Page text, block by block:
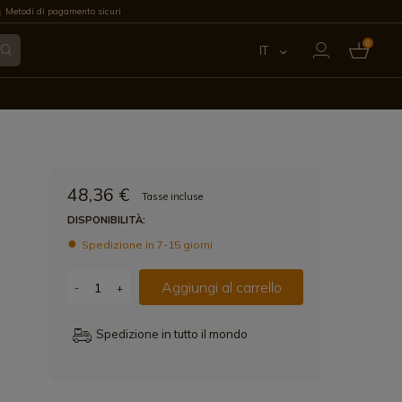
Metodi di pagamento sicuri
IT 0
48,36 €
Tasse incluse
DISPONIBILITÀ:
Spedizione in 7-15 giorni
- + Aggiungi al carrello
Spedizione in tutto il mondo